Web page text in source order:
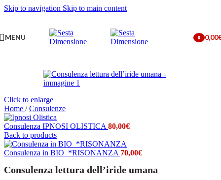
Skip to navigation Skip to main content
MENU
0
0,00
Click to enlarge
Home / Consulenze
Consulenza IPNOSI OLISTICA 80,00€
Back to products
Consulenza in BIO_*RISONANZA 70,00€
Consulenza lettura dell’iride umana